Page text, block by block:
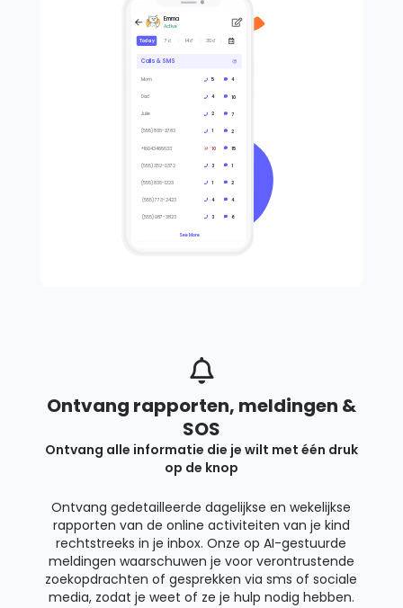
Emma
Active
Today 7 d 14 d 30 d
Calls & SMS
Mom 5
4
2
1
10
3
1
4
3 6
4
2
1
15
2
7
10
4
Dad
Julie
(555) 836-3783
+16043465633
(555) 352-0372
(555) 836-1223
(555) 773-2423
(555) 987-3823
See More
Dad
14:23
647873889
12:00
Ontvang rapporten, meldingen &
SOS
Ontvang alle informatie die je wilt met één druk
op de knop
Ontvang gedetailleerde dagelijkse en wekelijkse
rapporten van de online activiteiten van je kind
rechtstreeks in je inbox. Onze op AI-gestuurde
meldingen waarschuwen je voor verontrustende
zoekopdrachten of gesprekken via sms of sociale
media, zodat je weet of ze je hulp nodig hebben.